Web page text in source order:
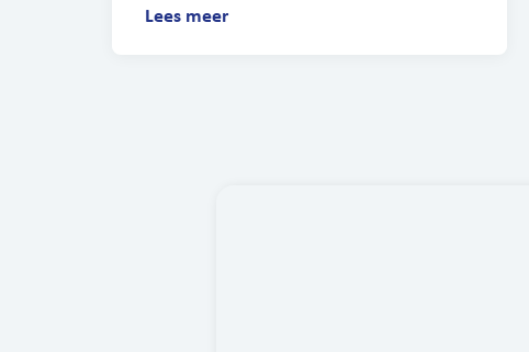
Lees meer